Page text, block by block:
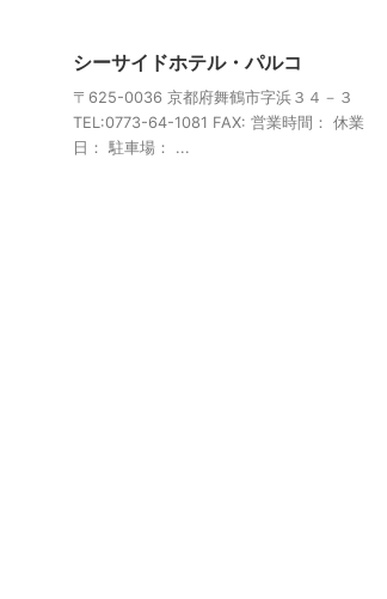
シーサイドホテル・パルコ
〒625-0036 京都府舞鶴市字浜３４－３
TEL:0773-64-1081 FAX: 営業時間： 休業
日： 駐車場： ...